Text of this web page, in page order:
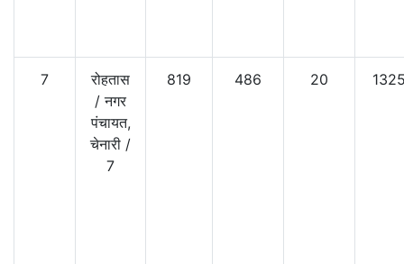
7
रोहतास
/नगर
पंचायत,
चेनारी /
7
819 486 20